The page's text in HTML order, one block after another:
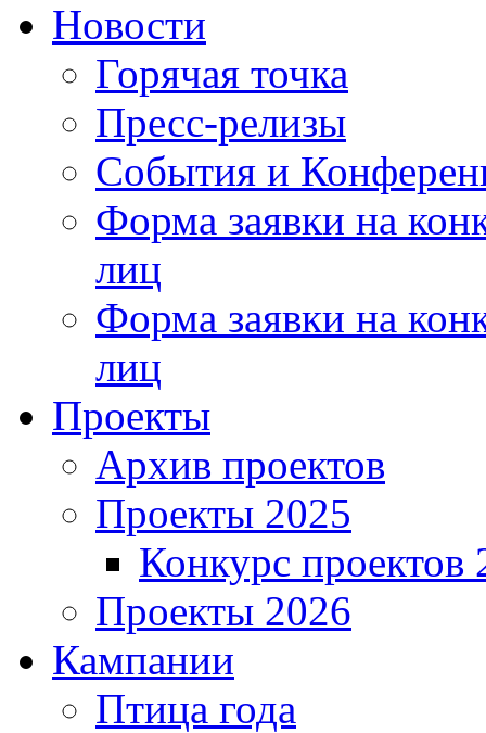
Новости
Горячая точка
Пресс-релизы
События и
Форма заявки на
лиц
Форма заявки на
лиц
Проекты
Архив проектов
Проекты 2025
Конкурс проектов
Проекты 2026
Кампании
Птица года